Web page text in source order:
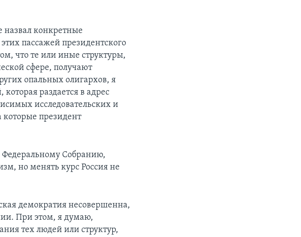
назвал конкретные
пассажей президентского
что те или иные структуры,
сфере, получают
опальных олигархов, я
раздается в адрес
исследовательских и
президент
Федеральному Собранию,
но менять курс Россия не
демократия несовершенна,
При этом, я думаю,
тех людей или структур,